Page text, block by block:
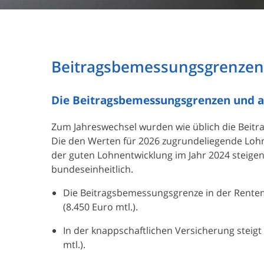
Die Beitragsbemessungsgrenzen und
Zum Jahreswechsel wurden wie üblich die
Die den Werten für 2026 zugrundeliegende
der guten Lohnentwicklung im Jahr 2024
bundeseinheitlich.
Die Beitragsbemessungsgrenze in der
(8.450 Euro mtl.).
In der knappschaftlichen Versicherung steigt
mtl.).